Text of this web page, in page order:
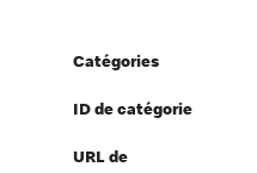
Catégories
ID de catégorie
URL de